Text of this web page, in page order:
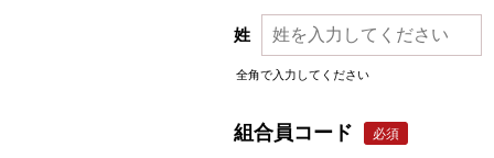
姓
全角で入力してください
組合員コード 必須